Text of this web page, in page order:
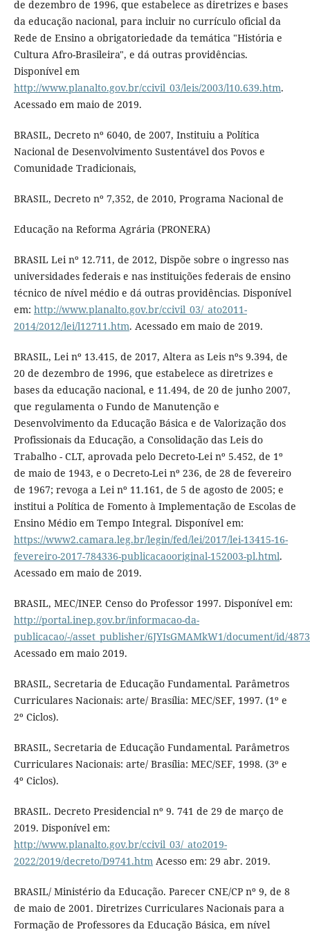
de dezembro de 1996, que estabelece as diretrizes e bases
da educação nacional, para incluir no currículo oficial da
Rede de Ensino a obrigatoriedade da temática "História e
Cultura Afro-Brasileira", e dá outras providências.
Disponível em
http://www.planalto.gov.br/ccivil_03/leis/2003/l10.639.htm.
Acessado em maio de 2019.
BRASIL, Decreto nº 6040, de 2007, Instituiu a Política
Nacional de Desenvolvimento Sustentável dos Povos e
Comunidade Tradicionais,
BRASIL, Decreto nº 7,352, de 2010, Programa Nacional de
Educação na Reforma Agrária (PRONERA)
BRASIL Lei nº 12.711, de 2012, Dispõe sobre o ingresso nas
universidades federais e nas instituições federais de ensino
técnico de nível médio e dá outras providências. Disponível
em: http://www.planalto.gov.br/ccivil_03/_ato2011-
2014/2012/lei/l12711.htm. Acessado em maio de 2019.
BRASIL, Lei nº 13.415, de 2017, Altera as Leis nºs 9.394, de
20 de dezembro de 1996, que estabelece as diretrizes e
bases da educação nacional, e 11.494, de 20 de junho 2007,
que regulamenta o Fundo de Manutenção e
Desenvolvimento da Educação Básica e de Valorização dos
Profissionais da Educação, a Consolidação das Leis do
Trabalho - CLT, aprovada pelo Decreto-Lei nº 5.452, de 1º
de maio de 1943, e o Decreto-Lei nº 236, de 28 de fevereiro
de 1967; revoga a Lei nº 11.161, de 5 de agosto de 2005; e
institui a Política de Fomento à Implementação de Escolas de
Ensino Médio em Tempo Integral. Disponível em:
https://www2.camara.leg.br/legin/fed/lei/2017/lei-13415-16-
fevereiro-2017-784336-publicacaooriginal-152003-pl.html.
Acessado em maio de 2019.
BRASIL, MEC/INEP. Censo do Professor 1997. Disponível em:
http://portal.inep.gov.br/informacao-da-
publicacao/-/asset_publisher/6JYIsGMAMkW1/document/id/
Acessado em maio 2019.
BRASIL, Secretaria de Educação Fundamental. Parâmetros
Curriculares Nacionais: arte/ Brasília: MEC/SEF, 1997. (1º e
2º Ciclos).
BRASIL, Secretaria de Educação Fundamental. Parâmetros
Curriculares Nacionais: arte/ Brasília: MEC/SEF, 1998. (3º e
4º Ciclos).
BRASIL. Decreto Presidencial nº 9. 741 de 29 de março de
2019. Disponível em:
http://www.planalto.gov.br/ccivil_03/_ato2019-
2022/2019/decreto/D9741.htmAcesso em: 29 abr. 2019.
BRASIL/ Ministério da Educação. Parecer CNE/CP nº 9, de 8
de maio de 2001. Diretrizes Curriculares Nacionais para a
Formação de Professores da Educação Básica, em nível